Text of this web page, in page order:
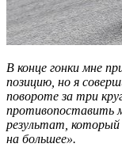
В конце гонки мне
позицию, но я
повороте за три
противопоставить
результат, который
на большее».